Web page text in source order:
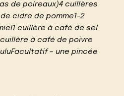
de poireaux)4 cuillères
cidre de pomme1-2
cuillère à café de sel
à café de poivre
– une pincée